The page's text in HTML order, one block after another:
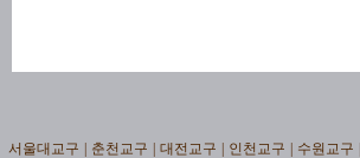
서울대교구 춘천교구 대전교구 인천교구 수원교구